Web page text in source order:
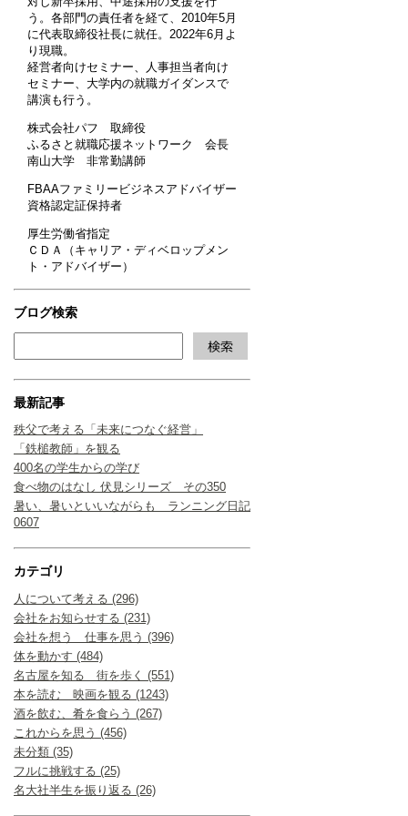
う。各部門の責任者を経て、2010年5月
に代表取締役社長に就任。2022年6月よ
り現職。
経営者向けセミナー、人事担当者向け
セミナー、大学内の就職ガイダンスで
講演も行う。
株式会社パフ 取締役
ふるさと就職応援ネットワーク 会長
南山大学 非常勤講師
FBAAファミリービジネスアドバイザー
資格認定証保持者
厚生労働省指定
ＣＤＡ（キャリア・ディベロップメン
ト・アドバイザー）
ブログ検索
最新記事
秩父で考える「未来につなぐ経営」
「鉄槌教師」を観る
400名の学生からの学び
食べ物のはなし 伏見シリーズ その350
暑い、暑いといいながらも ランニング日記
0607
カテゴリ
人について考える (296)
会社をお知らせする (231)
会社を想う 仕事を思う (396)
体を動かす (484)
名古屋を知る 街を歩く (551)
本を読む 映画を観る (1243)
酒を飲む、肴を食らう (267)
これからを思う (456)
未分類 (35)
フルに挑戦する (25)
名大社半生を振り返る (26)